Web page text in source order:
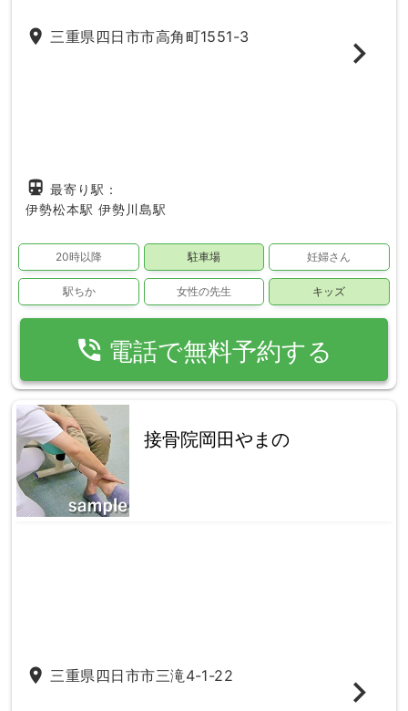
place 三重県四日市市高角町1551-3
directions_subway 最寄り駅：
伊勢松本駅 伊勢川島駅
20時以降 駐車場 妊婦さん
駅ちか 女性の先生 キッズ
phone_in_talk 電話で無料予約する
接骨院岡田やまの
place 三重県四日市市三滝4-1-22